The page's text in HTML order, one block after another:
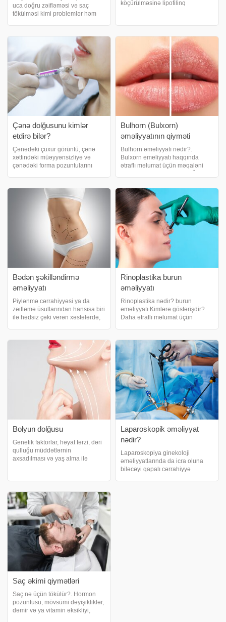
uca doğru zəifləməsi və saç
tökülməsi kimi problemlər həm
kosmetik qayğılar hiss etməsinə
yol aça bilər. xəbər verir ki,
vitaminlərin
köçürülməsinə lipofilinq
plastik cərrah Günel Bayramlı
məlumat verib. Onun sözlərinə
Çənə dolğusunu kimlər
etdirə bilər?
Çənədəki çuxur görüntü, çənə
xəttindəki müəyyənsizliyə və
çənədəki forma pozuntularını
məqsədilə edilən estetik
müalicəyə çənə dolğusu deyilir.
Bulhorn (Bulxorn)
əməliyyatının qiyməti
Bulhorn əməliyyatı nədir?.
Bulxorn emeliyyatı haqqında
ətraflı məlumat üçün məqaləni
müalicəsi olaraq bilinən "lip lift",
üst dodaq qaldırma, üst doda
Bədən şəkilləndirmə
əməliyyatı
Piylənmə cərrahiyyəsi ya da
zəifləmə üsullarından hansısa biri
ilə hədsiz çəki verən xəstələrdə,
xəstənin gözləntisi, ehtiyacına
görə vücud şəkilləndirmə
Rinoplastika burun
əməliyyatı
Rinoplastika nədir? burun
əməliyyatı Kimlərə göstərişdir? .
Daha ətraflı məlumat üçün
və sümüklərin quruluşunu
dəyişərək buruna verilən yeni
formanı təmin edən buru
Bolyun dolğusu
Genetik faktorlar, həyat tərzi, dəri
qulluğu müddətlərnin
axsadılması və yaş alma ilə
nahiyəsi isə ilk qolcalmağa
məruz qalan hissələrdən biridir.
Boyun dolgusu nedir?
Laparoskopik əməliyyat
nədir?
Laparoskopiya ginekoloji
əməliyyatlarında da icra oluna
biləcəyi qapalı cərrahiyyə
Saç əkimi qiymətləri
Saç nə üçün tökülür?. Hormon
pozuntusu, mövsümi dəyişikliklər,
dəmir və ya vitamin əksikliyi,